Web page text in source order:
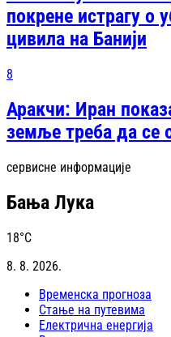
покрене истрагу о
цивила на Банији
8
Аракчи: Иран
земље треба да се
сервисне информације
Бања Лука
18°C
8. 8. 2026.
Временска прогноза
Стање на путевима
Електрична енергија